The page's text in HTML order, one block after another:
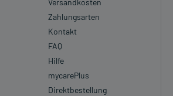
Versandkosten
Zahlungsarten
Kontakt
FAQ
Hilfe
mycarePlus
Direktbestellung